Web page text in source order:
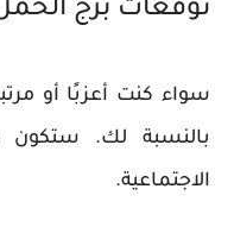
توقعات برج
سواء كنت أعزبًا أو
بالنسبة لك. ستكون
الاجتماعية.